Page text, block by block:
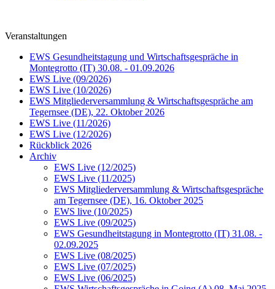
Veranstaltungen
EWS Gesundheitstagung und Wirtschaftsgespräche in
Montegrotto (IT) 30.08. - 01.09.2026
EWS Live (09/2026)
EWS Live (10/2026)
EWS Mitgliederversammlung & Wirtschaftsgespräche am
Tegernsee (DE), 22. Oktober 2026
EWS Live (11/2026)
EWS Live (12/2026)
Rückblick 2026
Archiv
EWS Live (12/2025)
EWS Live (11/2025)
EWS Mitgliederversammlung & Wirtschaftsgespräche
am Tegernsee (DE), 16. Oktober 2025
EWS live (10/2025)
EWS Live (09/2025)
EWS Gesundheitstagung in Montegrotto (IT) 31.08. -
02.09.2025
EWS Live (08/2025)
EWS Live (07/2025)
EWS Live (06/2025)